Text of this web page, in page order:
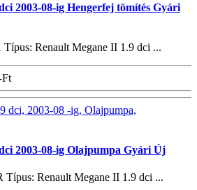
2003-08-ig Hengerfej tömítés Gyári
Típus: Renault Megane II 1.9 dci ...
Ft
2003-08-ig Olajpumpa Gyári Új
Típus: Renault Megane II 1.9 dci ...